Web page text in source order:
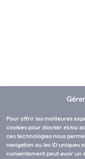
Pour offrir les meilleures
cookies pour stocker et/ou
ces technologies nous
navigation ou les ID uniques
consentement peut avoir un